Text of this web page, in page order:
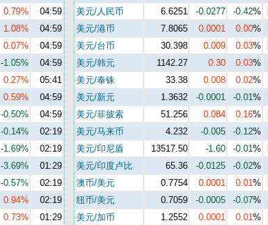
0.79%
04:59
1.08%
04:59
0.07%
04:59
-1.05%
04:59
0.27%
05:41
0.59%
04:59
-0.50%
04:59
-0.14%
02:19
-1.69%
02:19
-3.69%
01:29
-0.57%
02:19
0.94%
02:19
0.73%
01:29
美元/人民币
6.6251 -0.0277 -0.42%
美元/港币
7.8065 0.0001 0.00%
美元/台币
30.398 0.009 0.03%
美元/韩元
1142.27 0.30 0.03%
美元/泰铢
33.38 0.008 0.02%
美元/新元
1.3632 -0.0001 -0.01%
美元/菲披索
51.256 0.084 0.16%
美元/马来币
4.232 -0.005 -0.12%
美元/印尼盾
13517.50 -1.60 -0.01%
美元/印度卢比
65.36 -0.0125 -0.02%
澳币/美元
0.7754 0.0001 0.01%
纽币/美元
0.7059 -0.0005 -0.07%
美元/加币
1.2552 0.0001 0.01%